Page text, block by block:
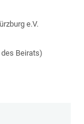
e.V.
Beirats)